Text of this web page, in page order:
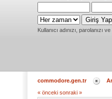
Kullanıcı adınızı, parolanızı
commodore.gen.tr
« önceki sonraki »